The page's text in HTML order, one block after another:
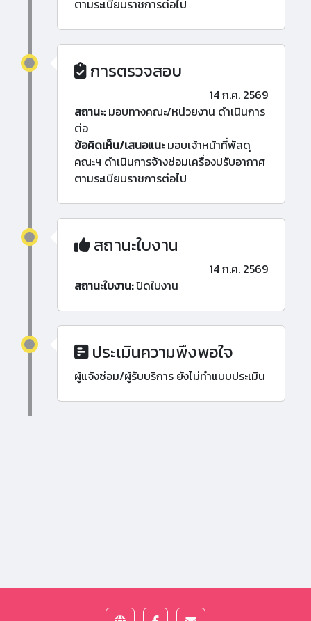
ตามระเบียบราชการต่อไป
การตรวจสอบ
14 ก.ค. 2569
สถานะ:มอบทางคณะ/หน่วยงาน ดำเนินการ
ต่อ
ข้อคิดเห็น/เสนอแนะมอบเจ้าหน้าที่พัสดุ
คณะฯ ดำเนินการจ้างซ่อมเครื่องปรับอากาศ
ตามระเบียบราชการต่อไป
สถานะใบงาน
14 ก.ค. 2569
สถานะใบงาน:ปิดใบงาน
ประเมินความพึงพอใจ
ผู้แจ้งซ่อม/ผู้รับบริการ ยังไม่ทำแบบประเมิน